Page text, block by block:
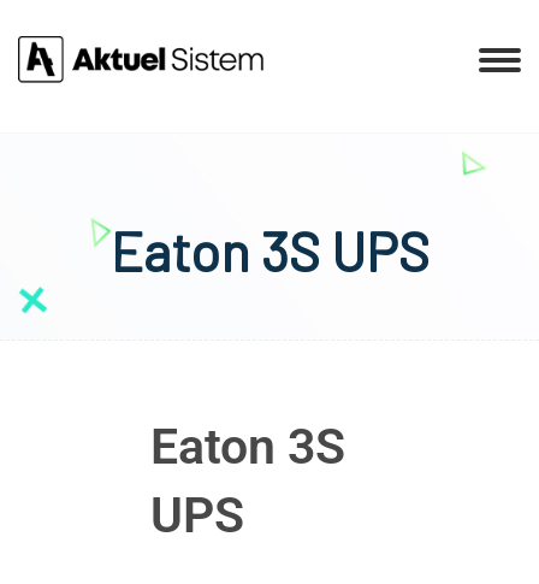
Eaton 3S UPS
Eaton 3S
UPS